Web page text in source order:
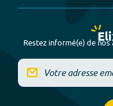
Restez informé(e) de